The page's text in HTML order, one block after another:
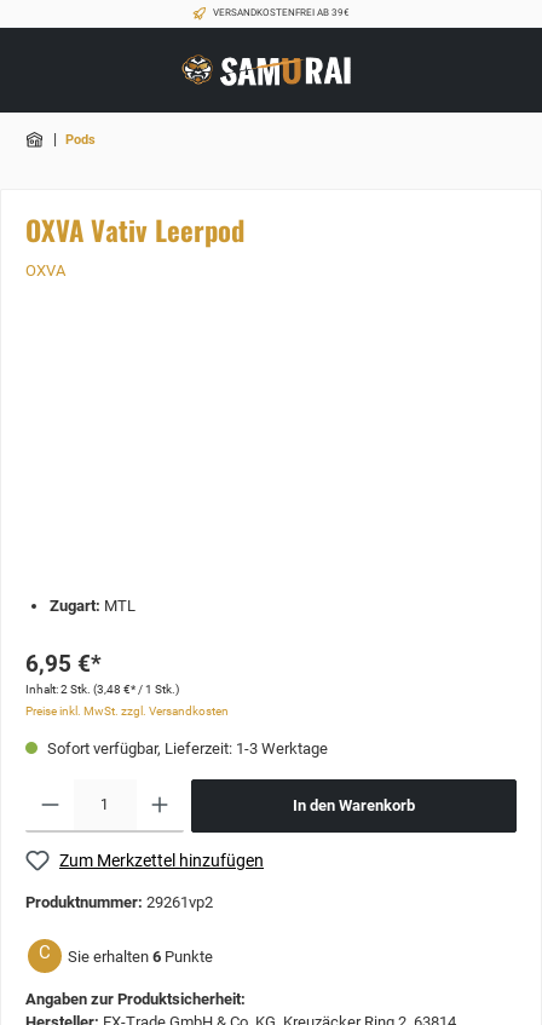
VERSANDKOSTENFREI AB 39€
| Pods
OXVA Vativ Leerpod
OXVA
Zugart: MTL
6,95 €*
Inhalt:2 Stk. (3,48 €* / 1 Stk.)
Preise inkl. MwSt. zzgl. Versandkosten
Sofort verfügbar, Lieferzeit: 1-3 Werktage
In den Warenkorb
Zum Merkzettel hinzufügen
Produktnummer: 29261vp2
C Sie erhalten 6 Punkte
Angaben zur Produktsicherheit: